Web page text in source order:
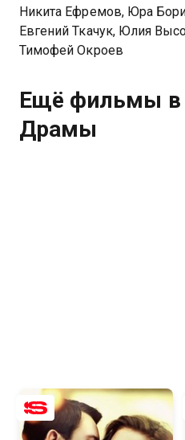
Никита Ефремов, Юра
Евгений Ткачук, Юлия
Тимофей Окроев
Ещё фильмы в
Драмы